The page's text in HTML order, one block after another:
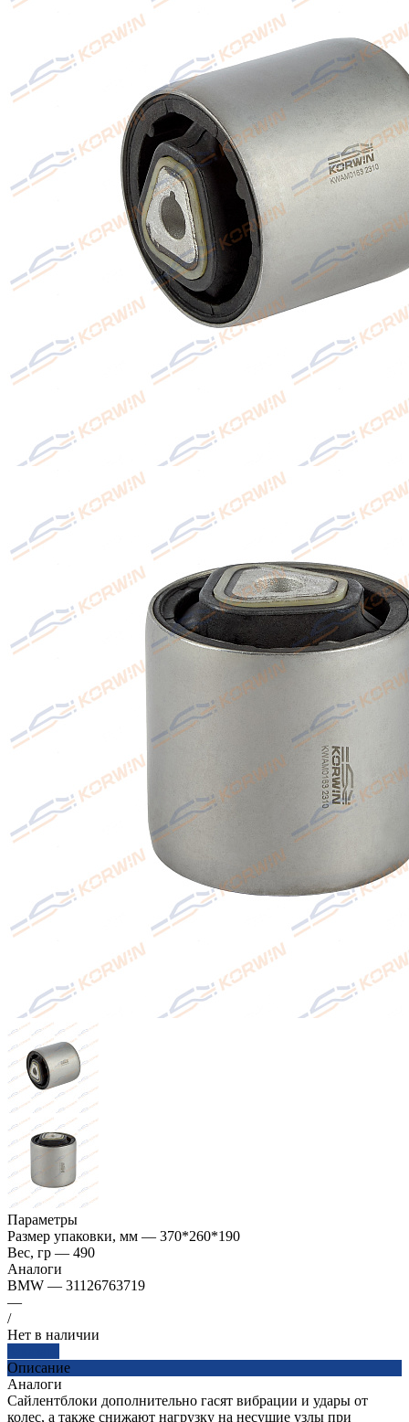
Параметры
Размер упаковки, мм — 370*260*190
Вес, гр — 490
Аналоги
BMW — 31126763719
—
/
Нет в наличии
Описание
Аналоги
Сайлентблоки дополнительно гасят вибрации и удары от
колес, а также снижают нагрузку на несущие узлы при